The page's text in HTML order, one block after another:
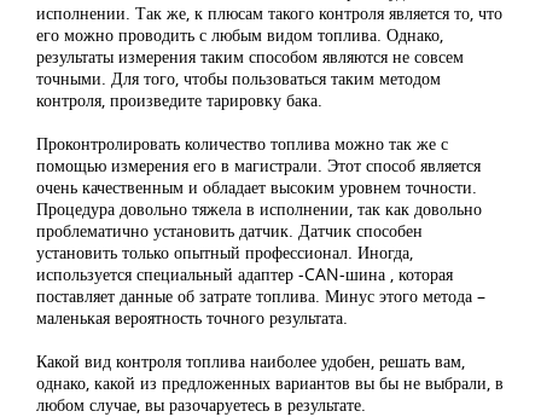
исполнении. Так же, к плюсам такого контроля является то, что
его можно проводить с любым видом топлива. Однако,
результаты измерения таким способом являются не совсем
точными. Для того, чтобы пользоваться таким методом
контроля, произведите тарировку бака.
Проконтролировать количество топлива можно так же с
помощью измерения его в магистрали. Этот способ является
очень качественным и обладает высоким уровнем точности.
Процедура довольно тяжела в исполнении, так как довольно
проблематично установить датчик. Датчик способен
установить только опытный профессионал. Иногда,
используется специальный адаптер -CAN-шина , которая
поставляет данные об затрате топлива. Минус этого метода –
маленькая вероятность точного результата.
Какой вид контроля топлива наиболее удобен, решать вам,
однако, какой из предложенных вариантов вы бы не выбрали, в
любом случае, вы разочаруетесь в результате.